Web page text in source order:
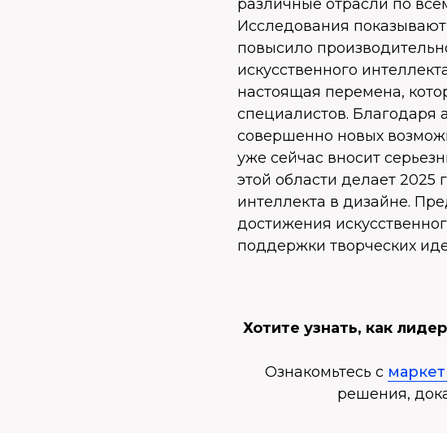
различные отрасли по
Исследования
повысило
искусственного
настоящая перемена,
специалистов. Благодаря
совершенно новых
уже сейчас вносит
этой области делает 2025
интеллекта в дизайне.
достижения
поддержки творческих
Хотите узнать, как
Ознакомьтесь с
решения,